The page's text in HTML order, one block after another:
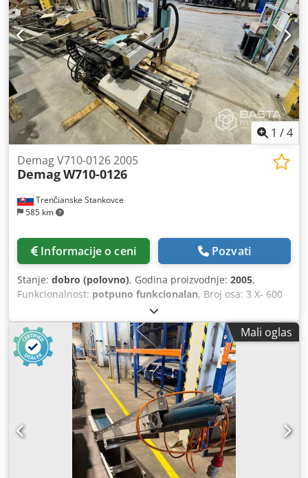
1 /4
Trenčianske Stankovce
585 km
Demag V710-0126 2005
DemagW710-0126
Informacije o ceni Pozvati
Stanje: dobro (polovno), Godina proizvodnje: 2005,
Funkcionalnost: potpuno funkcionalan, Broj osa: 3 X- 600
mm Cjdpsxp Nu Tsfx Amverf Y-800 mm Z- 1500 mm
Mali oglas